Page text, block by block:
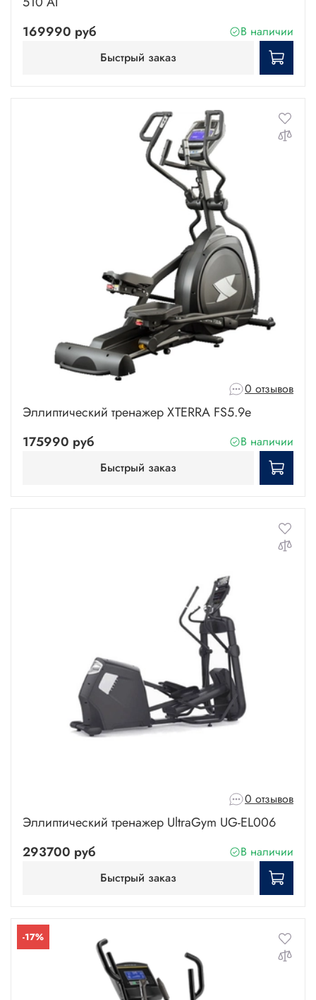
169990 руб
В наличии
Быстрый заказ
0 отзывов
Эллиптический тренажер XTERRA FS5.9е
175990 руб
В наличии
Быстрый заказ
0 отзывов
Эллиптический тренажер UltraGym UG-EL006
293700 руб
В наличии
Быстрый заказ
-17%